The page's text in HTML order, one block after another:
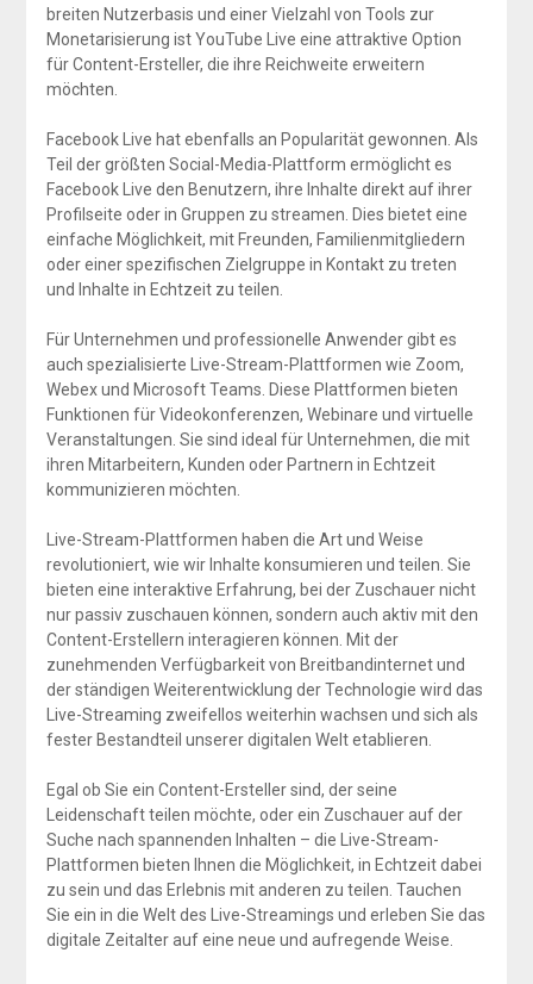
breiten Nutzerbasis und einer Vielzahl von Tools zur
Monetarisierung ist YouTube Live eine attraktive Option
für Content-Ersteller, die ihre Reichweite erweitern
möchten.
Facebook Live hat ebenfalls an Popularität gewonnen. Als
Teil der größten Social-Media-Plattform ermöglicht es
Facebook Live den Benutzern, ihre Inhalte direkt auf ihrer
Profilseite oder in Gruppen zu streamen. Dies bietet eine
einfache Möglichkeit, mit Freunden, Familienmitgliedern
oder einer spezifischen Zielgruppe in Kontakt zu treten
und Inhalte in Echtzeit zu teilen.
Für Unternehmen und professionelle Anwender gibt es
auch spezialisierte Live-Stream-Plattformen wie Zoom,
Webex und Microsoft Teams. Diese Plattformen bieten
Funktionen für Videokonferenzen, Webinare und virtuelle
Veranstaltungen. Sie sind ideal für Unternehmen, die mit
ihren Mitarbeitern, Kunden oder Partnern in Echtzeit
kommunizieren möchten.
Live-Stream-Plattformen haben die Art und Weise
revolutioniert, wie wir Inhalte konsumieren und teilen. Sie
bieten eine interaktive Erfahrung, bei der Zuschauer nicht
nur passiv zuschauen können, sondern auch aktiv mit den
Content-Erstellern interagieren können. Mit der
zunehmenden Verfügbarkeit von Breitbandinternet und
der ständigen Weiterentwicklung der Technologie wird das
Live-Streaming zweifellos weiterhin wachsen und sich als
fester Bestandteil unserer digitalen Welt etablieren.
Egal ob Sie ein Content-Ersteller sind, der seine
Leidenschaft teilen möchte, oder ein Zuschauer auf der
Suche nach spannenden Inhalten – die Live-Stream-
Plattformen bieten Ihnen die Möglichkeit, in Echtzeit dabei
zu sein und das Erlebnis mit anderen zu teilen. Tauchen
Sie ein in die Welt des Live-Streamings und erleben Sie das
digitale Zeitalter auf eine neue und aufregende Weise.